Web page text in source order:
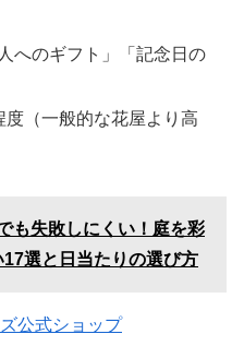
へのギフト」「記念日の
（一般的な花屋より高
も失敗しにくい！庭を彩
選と日当たりの選び方
公式ショップ